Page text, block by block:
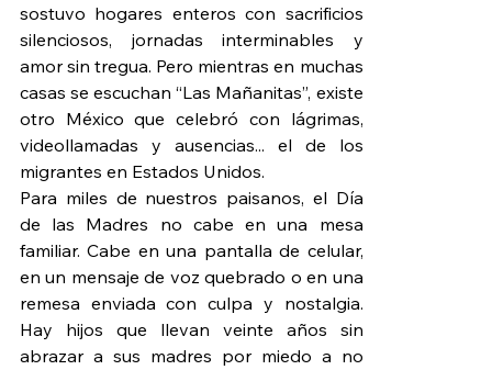
sostuvo hogares enteros con sacrificios
silenciosos, jornadas interminables y
amor sin tregua. Pero mientras en muchas
casas se escuchan “Las Mañanitas”, existe
otro México que celebró con lágrimas,
videollamadas y ausencias... el de los
migrantes en Estados Unidos.
Para miles de nuestros paisanos, el Día
de las Madres no cabe en una mesa
familiar. Cabe en una pantalla de celular,
en un mensaje de voz quebrado o en una
remesa enviada con culpa y nostalgia.
Hay hijos que llevan veinte años sin
abrazar a sus madres por miedo a no